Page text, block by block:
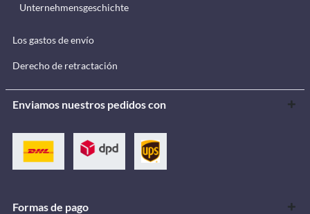
Unternehmensgeschichte
Los gastos de envío
Derecho de retractación
Enviamos nuestros pedidos con
Formas de pago